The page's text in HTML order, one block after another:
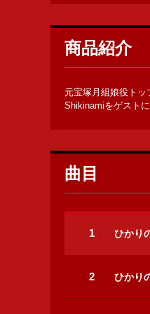
商品紹介
元宝塚月組娘役ト
Shikinamiをゲスト
曲目
1 ひかり
2 ひかり